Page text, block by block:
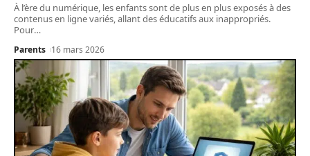
À l’ère du numérique, les enfants sont de plus en plus exposés à des
contenus en ligne variés, allant des éducatifs aux inappropriés.
Pour…
Parents 16 mars 2026